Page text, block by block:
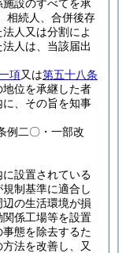
設のすべてを承
相続人、合併後存
人又は分割によ
人は、当該届出
項又は第五十八条
位を承継した者
、その旨を知事
例二〇・一部改
設置されている
制基準に適合し
の生活環境が損
係工場等を設置
態を除去するた
法を改善し、又